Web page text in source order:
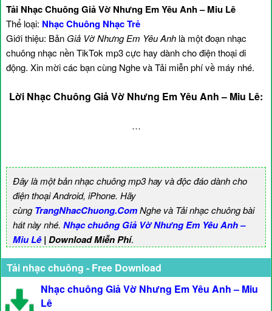
Tải Nhạc Chuông Giả Vờ Nhưng Em Yêu Anh – Miu Lê
Thể loại: Nhạc Chuông Nhạc Trẻ
Giới thiệu: Bản Giả Vờ Nhưng Em Yêu Anh là một đoạn nhạc
chuông nhạc nền TikTok mp3 cực hay dành cho điện thoại di
động. Xin mời các bạn cùng Nghe và Tải miễn phí về máy nhé.
Lời Nhạc Chuông Giả Vờ Nhưng Em Yêu Anh – Miu Lê:
…
Đây là một bản nhạc chuông mp3 hay và độc đáo dành cho
điện thoại Android, iPhone. Hãy
cùngTrangNhacChuong.ComNghe và Tải nhạc chuông bài
hát này nhé. Nhạc chuông Giả Vờ Nhưng Em Yêu Anh –
Miu Lê| Download Miễn Phí.
Tải nhạc chuông - Free Download
Nhạc chuông Giả Vờ Nhưng Em Yêu Anh – Miu
Lê